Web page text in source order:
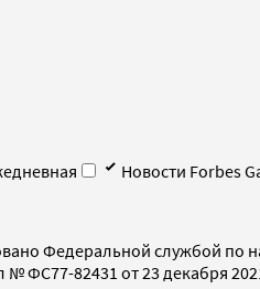
Новости Forbes
Федеральной службой по
ФС77-82431 от 23 декабря